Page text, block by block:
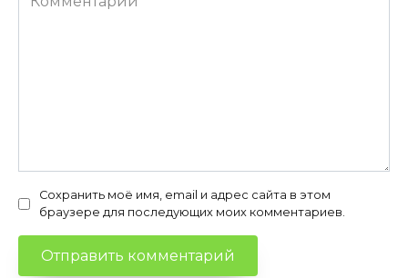
Сохранить моё имя, email и адрес сайта в этом
браузере для последующих моих комментариев.